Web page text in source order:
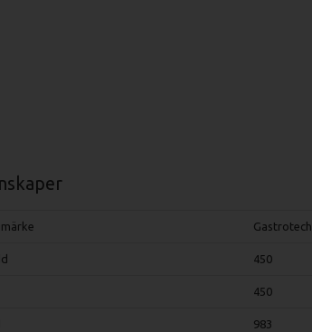
Gastrotech
450
450
983